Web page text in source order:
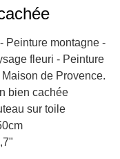
Peinture montagne -
fleuri - Peinture
de Provence.
bien cachée
sur toile